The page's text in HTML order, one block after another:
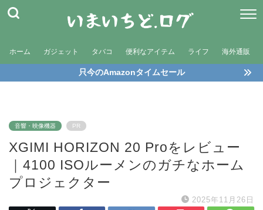
ホーム ガジェット タバコ 便利なアイテム ライフ 海外通販
只今のAmazonタイムセール
音響・映像機器 PR
XGIMI HORIZON 20 Proをレビュー
｜4100 ISOルーメンのガチなホーム
プロジェクター
2025年11月26日